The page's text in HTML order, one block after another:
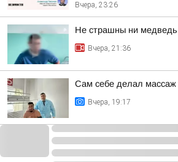
Вчера, 23:26
Не страшны ни
Вчера, 21:36
Сам себе делал массаж
Вчера, 19:17